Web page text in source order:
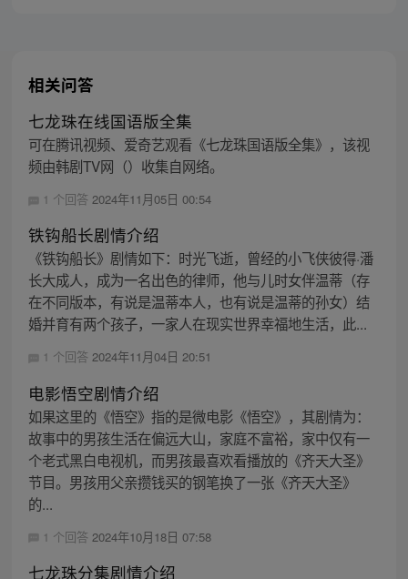
相关问答
七龙珠在线国语版全集
可在腾讯视频、爱奇艺观看《七龙珠国语版全集》，该视
频由韩剧TV网（）收集自网络。
1 个回答 2024年11月05日 00:54
铁钩船长剧情介绍
《铁钩船长》剧情如下：时光飞逝，曾经的小飞侠彼得·潘
长大成人，成为一名出色的律师，他与儿时女伴温蒂（存
在不同版本，有说是温蒂本人，也有说是温蒂的孙女）结
婚并育有两个孩子，一家人在现实世界幸福地生活，此...
1 个回答 2024年11月04日 20:51
电影悟空剧情介绍
如果这里的《悟空》指的是微电影《悟空》，其剧情为：
故事中的男孩生活在偏远大山，家庭不富裕，家中仅有一
个老式黑白电视机，而男孩最喜欢看播放的《齐天大圣》
节目。男孩用父亲攒钱买的钢笔换了一张《齐天大圣》
的...
1 个回答 2024年10月18日 07:58
七龙珠分集剧情介绍